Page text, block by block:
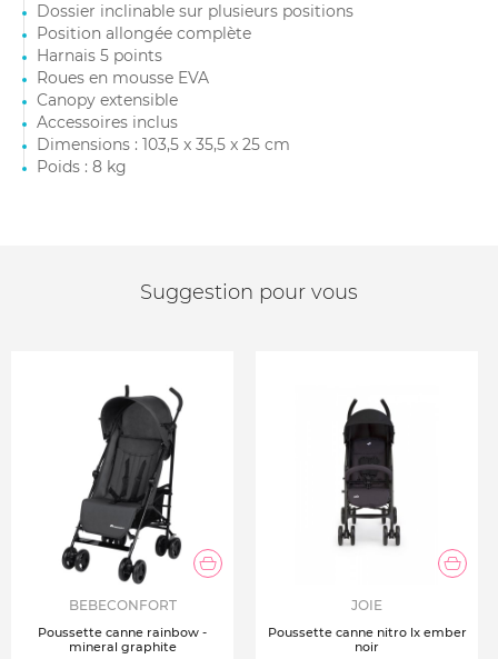
Dossier inclinable sur plusieurs positions
Position allongée complète
Harnais 5 points
Roues en mousse EVA
Canopy extensible
Accessoires inclus
Dimensions : 103,5 x 35,5 x 25 cm
Poids : 8 kg
Suggestion pour vous
BEBECONFORT
Poussette canne rainbow -
mineral graphite
JOIE
Poussette canne nitro lx ember
noir